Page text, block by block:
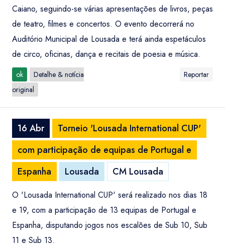
Caiano, seguindo-se várias apresentações de livros, peças
de teatro, filmes e concertos. O evento decorrerá no
Auditório Municipal de Lousada e terá ainda espetáculos
de circo, oficinas, dança e recitais de poesia e música.
ok
Detalhe & notícia
original
Reportar
16 Abr
Torneio 'Lousada International CUP'
com participação de equipas de Portugal e
Espanha
Lousada CM Lousada
O 'Lousada International CUP' será realizado nos dias 18
e 19, com a participação de 13 equipas de Portugal e
Espanha, disputando jogos nos escalões de Sub 10, Sub
11 e Sub 13.